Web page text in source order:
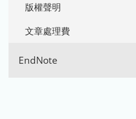
版權聲明
文章處理費
EndNote